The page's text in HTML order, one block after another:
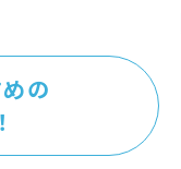
の